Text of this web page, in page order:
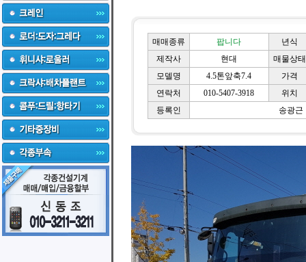
매매종류 팝니다
년식
제작사
현대
매물상태
모델명
4.5톤앞축7.4
가격
연락처
010-5407-3918
위치
등록인
송광근